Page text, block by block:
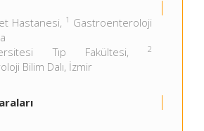
Hastanesi, 1 Gastroenteroloji
Tıp Fakültesi,
2
Bilim Dalı, İzmir